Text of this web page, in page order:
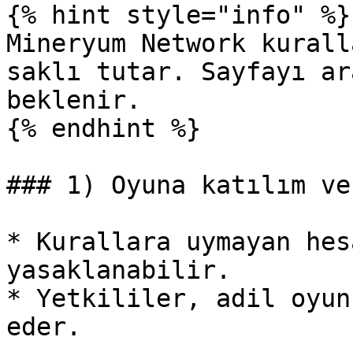
{% hint style="info" %}
Mineryum Network
saklı tutar. Sayfayı
beklenir.
{% endhint %}
### 1) Oyuna katılım
* Kurallara uymayan
yasaklanabilir.
* Yetkililer, adil oyun
eder.